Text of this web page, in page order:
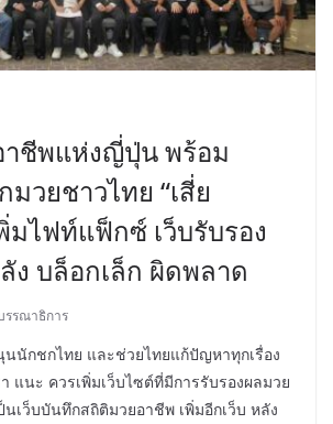
าชีพแห่งญี่ปุ่น พร้อม
วยชาวไทย “เสี่ย
มไฟท์แฟ็กซ์ เว็บรับรอง
ง บล็อกเล็ก ผิดพลาด
รรณาธิการ
นักชกไทย และช่วยไทยแก้ปัญหาทุกเรื่อง
แนะ ควรเพิ่มเว็บไซต์ที่มีการรับรองผลมวย
เว็บบันทึกสถิติมวยอาชีพ เพิ่มอีกเว็บ หลัง